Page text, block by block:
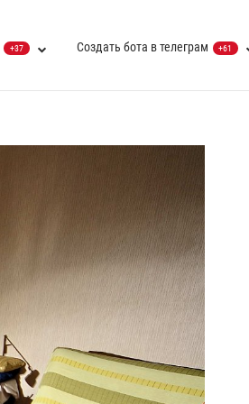
+37 Создать бота в телеграм +61